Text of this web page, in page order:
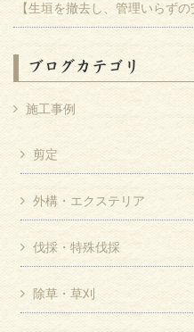
【生垣を撤去し、管理いらず
ブログカテゴリ
施工事例
剪定
外構・エクステリア
伐採・特殊伐採
除草・草刈